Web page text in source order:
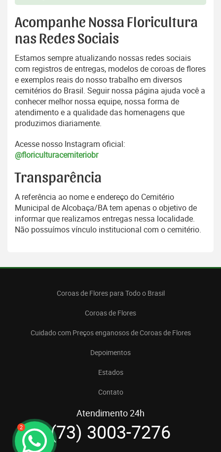
2
Acompanhe Nossa Floricultura
nas Redes Sociais
Estamos sempre atualizando nossas redes sociais
com registros de entregas, modelos de coroas de flores
e exemplos reais do nosso trabalho em diversos
cemitérios do Brasil. Seguir nossa página ajuda você a
conhecer melhor nossa equipe, nossa forma de
atendimento e a qualidade das homenagens que
produzimos diariamente.
Acesse nosso Instagram oficial:
@floriculturacemiteriobr
Transparência
A referência ao nome e endereço do Cemitério
Municipal de Alcobaça/BA tem apenas o objetivo de
informar que realizamos entregas nessa localidade.
Não possuímos vínculo institucional com o cemitério.
Coroas de Flores para Todo o Brasil
Coroas de Flores
Cuidado com Preços enganosos de Coroas de Flores
Depoimentos
Estados
Contato
Atendimento 24h
(73) 3003-7276